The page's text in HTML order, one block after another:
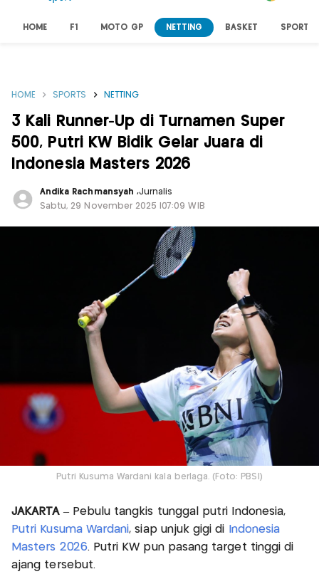
HOME F1 MOTO GP NETTING BASKET SPORT
HOME SPORTS NETTING
3 Kali Runner-Up di Turnamen Super
500, Putri KW Bidik Gelar Juara di
Indonesia Masters 2026
Andika Rachmansyah ,Jurnalis
Sabtu, 29 November 2025 |07:09 WIB
Putri Kusuma Wardani kala berlaga. (Foto: PBSI)
JAKARTA– Pebulu tangkis tunggal putri Indonesia,
Putri Kusuma Wardani, siap unjuk gigi di
Indonesia
Masters 2026. Putri KW pun pasang target tinggi di
ajang tersebut.